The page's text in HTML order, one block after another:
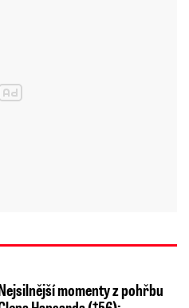
momenty z pohřbu